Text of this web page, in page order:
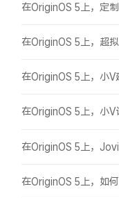
在OriginOS 5上，定制
在OriginOS 5上，超
在OriginOS 5上，小V
在OriginOS 5上，小V
在OriginOS 5上，Jovi
在OriginOS 5上，如